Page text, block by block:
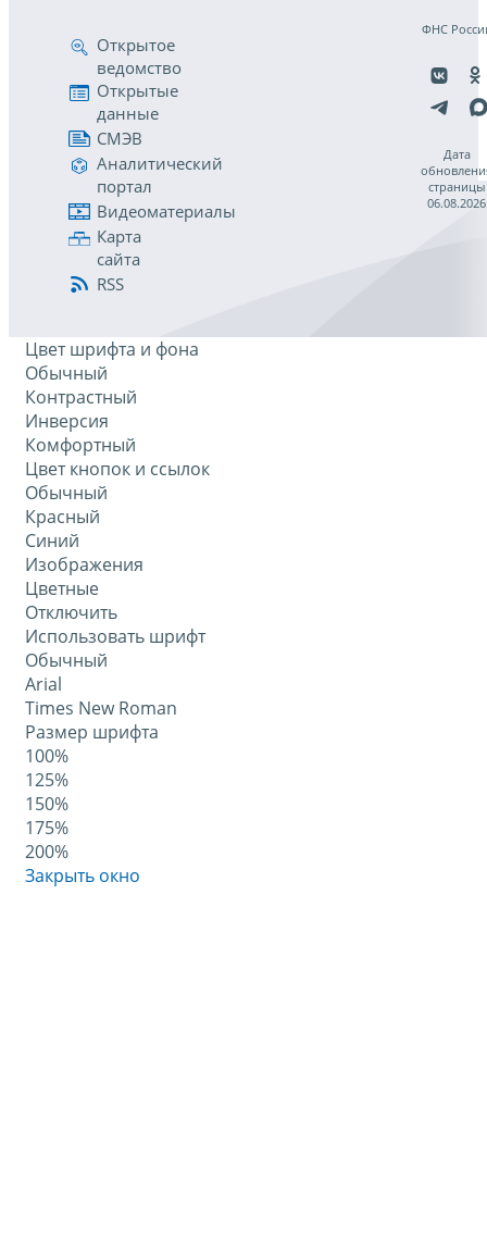
Открытое
ведомство
Открытые
данные
СМЭВ
Аналитический
портал
Видеоматериалы
Карта
сайта
RSS
ФНС
Дата
страницы
06.08.2026
Цвет шрифта и фона
Обычный
Контрастный
Инверсия
Комфортный
Цвет кнопок и ссылок
Обычный
Красный
Синий
Изображения
Цветные
Отключить
Использовать шрифт
Обычный
Arial
Times New Roman
Размер шрифта
100%
125%
150%
175%
200%
Закрыть окно